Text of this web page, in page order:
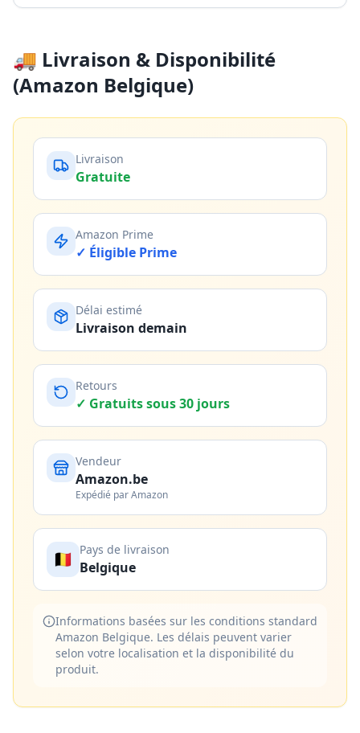
🚚 Livraison & Disponibilité
(Amazon Belgique)
Livraison
Gratuite
Amazon Prime
✓ Éligible Prime
Délai estimé
Livraison demain
Retours
✓ Gratuits sous 30 jours
Vendeur
Amazon.be
Expédié par Amazon
🇧🇪 Pays de livraison
Belgique
Informations basées sur les conditions standard
Amazon Belgique. Les délais peuvent varier
selon votre localisation et la disponibilité du
produit.